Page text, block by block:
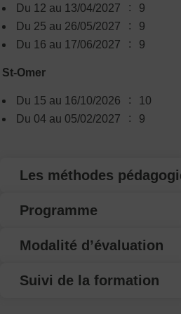
Du 12 au 13/04/2027 :
9
Du 25 au 26/05/2027
:
9
Du 16 au 17/06/2027
: 9
St-Omer
Du 15 au 16/10/2026 :
10
Du 04 au 05/02/2027
: 9
Les méthodes
Programme
Modalité d’évaluation
Suivi de la formation